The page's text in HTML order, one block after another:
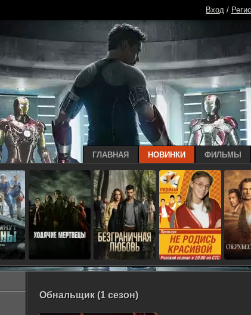
Обнальщик (1 сезон)
Вход /
ГЛАВНАЯ НОВИНКИ ФИЛЬМЫ